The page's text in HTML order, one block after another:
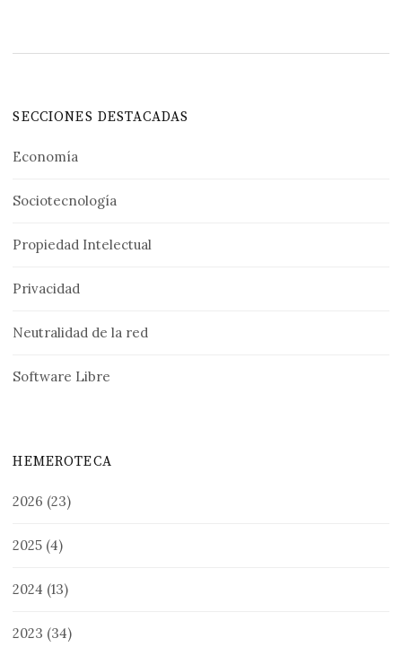
SECCIONES DESTACADAS
Economía
Sociotecnología
Propiedad Intelectual
Privacidad
Neutralidad de la red
Software Libre
HEMEROTECA
2026 (23)
2025 (4)
2024 (13)
2023 (34)